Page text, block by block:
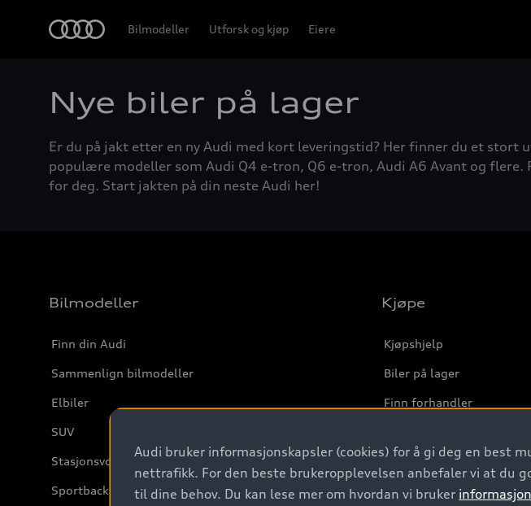
Bilmodeller Utforsk og kjøp Eiere
Nye biler på lager
Er du på jakt etter en ny Audi med kort leveringstid? Her finner du et
populære modeller som Audi Q4 e-tron, Q6 e-tron, Audi A6 Avant og
for deg. Start jakten på din neste Audi her!
Bilmodeller
Finn din Audi
Sammenlign bilmodeller
Elbiler
SUV
Stasjonsvogn
Sportback
Kjøpe
Kjøpshjelp
Biler på lager
Finn forhandler
Kontakt forhandler
Prislister
Audi bruker informasjonskapsler (cookies) for å gi deg en best
nettrafikk. For den beste brukeropplevelsen anbefaler vi at du
til dine behov. Du kan lese mer om hvordan vi bruker